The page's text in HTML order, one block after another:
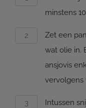
minstens
Zet een
wat olie in.
ansjovis
vervolgens
Intussen